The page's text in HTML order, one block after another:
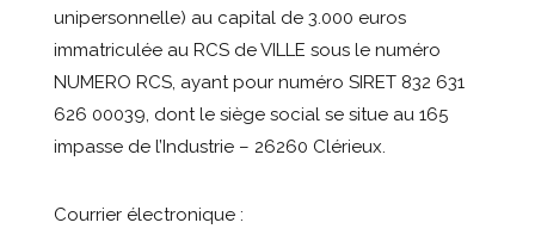
unipersonnelle) au capital de 3.000 euros
immatriculée au RCS deVILLE sous le numéro
NUMERO RCS, ayant pour numéro SIRET 832 631
626 00039, dont le siège social se situe au 165
impasse de l’Industrie – 26260 Clérieux.
Courrier électronique :